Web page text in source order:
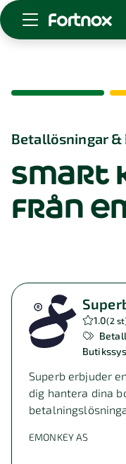
Skaffa Fortnox
Kunskap &
Logga in
Kontakt
Om Fortnox
Betallösningar
smart
från
1.0(2 st
Superb erbjuder
dig hantera dina
EMONKEY AS